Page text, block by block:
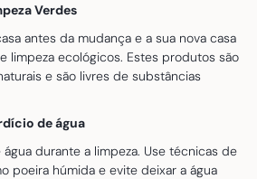
Verdes
antes da mudança e a sua nova casa
limpeza ecológicos. Estes produtos são
e são livres de substâncias
de água
durante a limpeza. Use técnicas de
poeira húmida e evite deixar a água